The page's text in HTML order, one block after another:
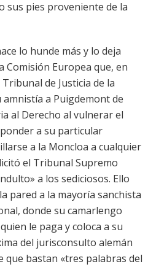
sus pies proveniente de la
lo hunde más y lo deja
Comisión Europea que, en
de Justicia de la
a Puigdemont de
al Derecho al vulnerar el
a su particular
a la Moncloa a cualquier
el Tribunal Supremo
a los sediciosos. Ello
pared a la mayoría sanchista
donde su camarlengo
le paga y coloca a su
del jurisconsulto alemán
que bastan «tres palabras del